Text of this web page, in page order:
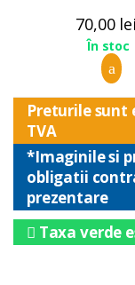
70,00 lei
În stoc
Preturile sunt
TVA
*Imaginile si
obligatii
prezentare
Taxa verde